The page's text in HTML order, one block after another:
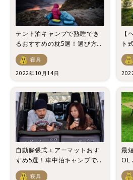
テント泊キャンプで熟睡でき
るおすすめの枕5選！選び方も
ご紹介！
寝具
2022年10月14日
【
ト
プ
自動膨張式エアーマットおす
すめ5選！車中泊キャンプで快
眠したい方必見！
寝具
最
OL
が